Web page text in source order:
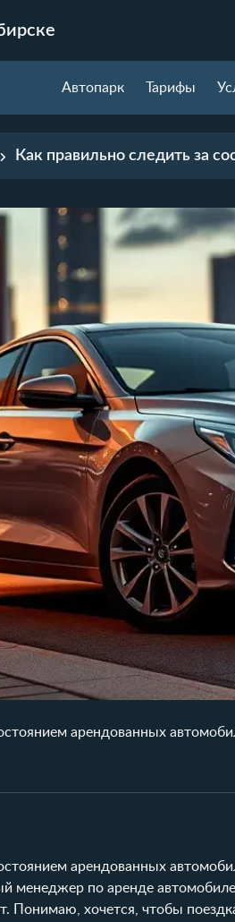
Автопарк Тарифы
Как правильно следить за
арендованных
арендованных
менеджер по аренде
Понимаю, хочется, чтобы